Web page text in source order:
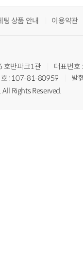
팅 상품 안내 이용약관
호반파크1관
대표번
호 : 107-81-80959
발
Rights Reserved.